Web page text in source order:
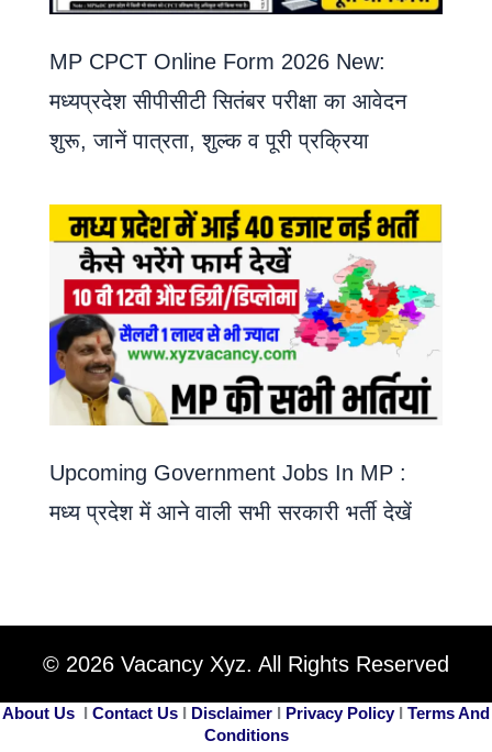
MP CPCT Online Form 2026 New:
मध्यप्रदेश सीपीसीटी सितंबर परीक्षा का आवेदन
शुरू, जानें पात्रता, शुल्क व पूरी प्रक्रिया
Upcoming Government Jobs In MP :
मध्य प्रदेश में आने वाली सभी सरकारी भर्ती देखें
© 2026 Vacancy Xyz. All Rights Reserved
About Us I Contact Us I Disclaimer I Privacy PolicyI Terms And
Conditions